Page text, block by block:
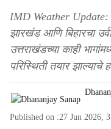
IMD Weather Update:
झारखंड आणि बिहारचा
उत्तराखंडच्या काही
परिस्थिती तयार झाल्याचे
Published on :27 Jun 2026,